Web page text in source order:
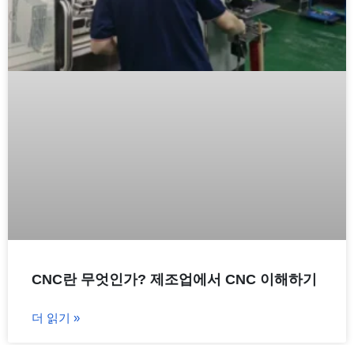
CNC란 무엇인가? 제조업에서 CNC 이해하기
더 읽기 »